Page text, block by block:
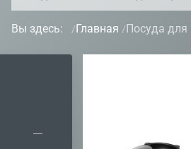
Вы здесь: Главная Посуда для